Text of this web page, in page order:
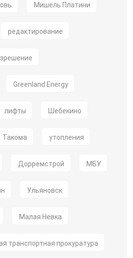
Мишель Платини
редактирование
Greenland Energy
лифты Шебекино
Такома утопления
Дорремстрой МБУ
Ульяновск
Малая Невка
транспортная прокуратура